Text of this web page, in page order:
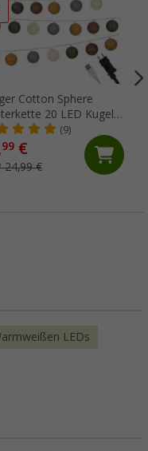
Cotton Sphere
20 LED Kugeln
2,3 m)
(9)
99€
24,99 €
LEDs